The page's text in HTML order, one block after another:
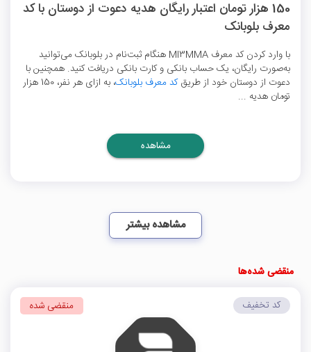
150 هزار تومان اعتبار رایگان هدیه دعوت از دوستان با کد
معرف بلوبانک
با وارد کردن کد معرف MI3MMA هنگام ثبت‌نام در بلوبانک می‌توانید
به‌صورت رایگان، یک حساب بانکی و کارت بانکی دریافت کنید. همچنین با
دعوت از دوستان خود از طریقکد معرف بلوبانک
، به ازای هر نفر، 150 هزار
تومان هدیه ...
مشاهده
مشاهده بیشتر
منقضی شده‌ها
کد تخفیف منقضی شده